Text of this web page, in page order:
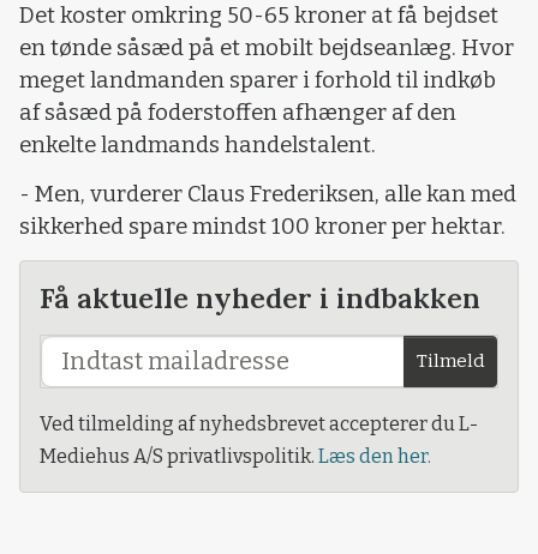
Det koster omkring 50-65 kroner at få bejdset
en tønde såsæd på et mobilt bejdseanlæg. Hvor
meget landmanden sparer i forhold til indkøb
af såsæd på foderstoffen afhænger af den
enkelte landmands handelstalent.
- Men, vurderer Claus Frederiksen, alle kan med
sikkerhed spare mindst 100 kroner per hektar.
Få aktuelle nyheder i indbakken
Tilmeld
Ved tilmelding af nyhedsbrevet accepterer du L-
Mediehus A/S privatlivspolitik. Læs den her.